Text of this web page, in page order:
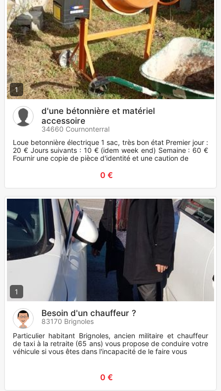
1
d'une bétonnière et matériel
accessoire
34660 Cournonterral
Loue betonnière électrique 1 sac, très bon état Premier jour :
20 € Jours suivants : 10 € (idem week end) Semaine : 60 €
Fournir une copie de pièce d'identité et une caution de
0 €
1
Besoin d'un chauffeur ?
83170 Brignoles
Particulier habitant Brignoles, ancien militaire et chauffeur
de taxi à la retraite (65 ans) vous propose de conduire votre
véhicule si vous êtes dans l'incapacité de le faire vous
0 €